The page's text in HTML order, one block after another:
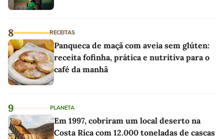
8 RECEITAS
Panqueca de maçã com aveia sem glúten:
receita fofinha, prática e nutritiva para o
café da manhã
9 PLANETA
Em 1997, cobriram um local deserto na
Costa Rica com 12.000 toneladas de cascas